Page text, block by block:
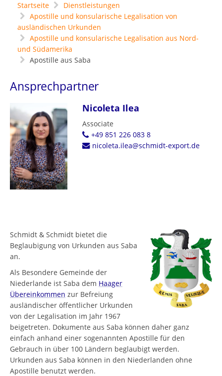
Startseite
Dienstleistungen
Apostille und konsularische Legalisation von
ausländischen Urkunden
Apostille und konsularische Legalisation aus Nord-
und Südamerika
Apostille aus Saba
Ansprechpartner
Nicoleta Ilea
Associate
+49 851 226 083 8
nicoleta.ilea@schmidt-export.de
Schmidt & Schmidt bietet die
Beglaubigung von Urkunden aus Saba
an.
Als Besondere Gemeinde der
Niederlande ist Saba dem Haager
Übereinkommen zur Befreiung
ausländischer öffentlicher Urkunden
von der Legalisation im Jahr 1967
beigetreten. Dokumente aus Saba können daher ganz
einfach anhand einer sogenannten Apostille für den
Gebrauch in über 100 Ländern beglaubigt werden.
Urkunden aus Saba können in den Niederlanden ohne
Apostille benutzt werden.